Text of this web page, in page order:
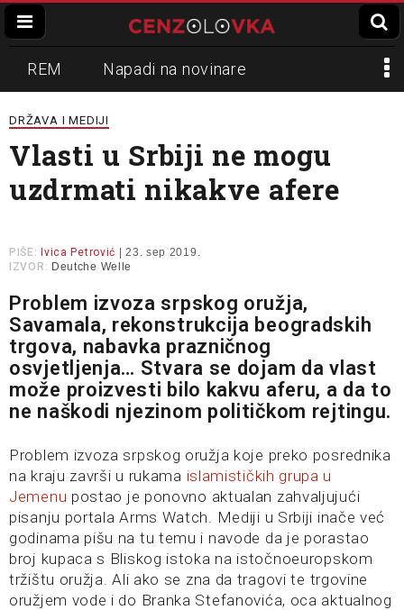
REM Napadi na novinare
Zvučni top
Propaganda Lokalni mediji
Informer Slavko Ćuruvija
DRŽAVA I MEDIJI
Vlasti u Srbiji ne mogu
uzdrmati nikakve afere
PIŠE: Ivica Petrović | 23. sep 2019.
IZVOR: Deutche Welle
Problem izvoza srpskog oružja,
Savamala, rekonstrukcija beogradskih
trgova, nabavka prazničnog
osvjetljenja… Stvara se dojam da vlast
može proizvesti bilo kakvu aferu, a da to
ne naškodi njezinom političkom rejtingu.
Problem izvoza srpskog oružja koje preko posrednika
na kraju završi u rukama islamističkih grupa u
Jemenu postao je ponovno aktualan zahvaljujući
pisanju portala Arms Watch. Mediji u Srbiji inače već
godinama pišu na tu temu i navode da je porastao
broj kupaca s Bliskog istoka na istočnoeuropskom
tržištu oružja. Ali ako se zna da tragovi te trgovine
oružjem vode i do Branka Stefanovića, oca aktualnog